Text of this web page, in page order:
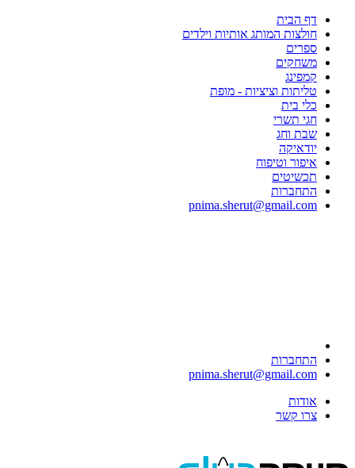
דף הבית
חולצות המותג אותיות וילדים
ספרים
משחקים
קמפינג
טליתות וציציות - מופת
כלי בית
חגי תשרי
שבת וחג
יודאיקה
איפור וטיפוח
תכשיטים
התחברות
pnima.sherut@gmail.com
התחברות
pnima.sherut@gmail.com
אודות
צרו קשר